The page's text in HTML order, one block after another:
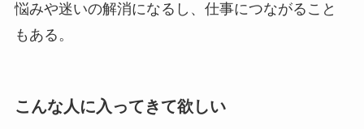
悩みや迷いの解消になるし、仕事につながること
もある。
こんな人に入ってきて欲しい